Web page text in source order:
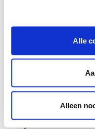
Alle
Alleen
en je meubels.
Krijg ineens
van je muren.